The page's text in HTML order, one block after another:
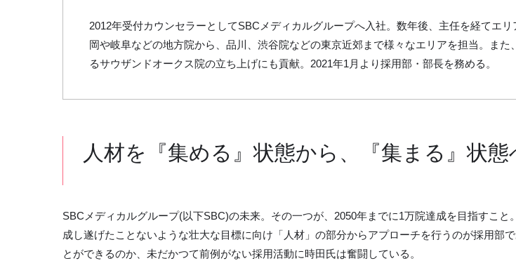
2012年受付カウンセラーとしてSBCメディカルグループへ入社。数年後、主任を経てエ
岡や岐阜などの地方院から、品川、渋谷院などの東京近郊まで様々なエリアを担当。また
るサウザンドオークス院の立ち上げにも貢献。2021年1月より採用部・部長を務める。
人材を『集める』状態から、『集まる』状態
SBCメディカルグループ(以下SBC)の未来。その一つが、2050年までに1万院達成を目指すこと
成し遂げたことないような壮大な目標に向け「人材」の部分からアプローチを行うのが採用部
とができるのか、未だかつて前例がない採用活動に時田氏は奮闘している。